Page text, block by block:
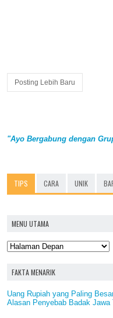
Posting Lebih Baru
"Ayo Bergabung dengan
TIPS CARA UNIK
MENU UTAMA
FAKTA MENARIK
Uang Rupiah yang Paling
Alasan Penyebab Badak